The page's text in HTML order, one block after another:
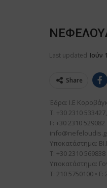
Last updated Ιούν
Share
Έδρα: Ι.Ε
Τ: +30 2310
Υποκατάστημα:
Τ: +30 2310
Υποκατάστημα:
Τ: 210 5750100 • F: